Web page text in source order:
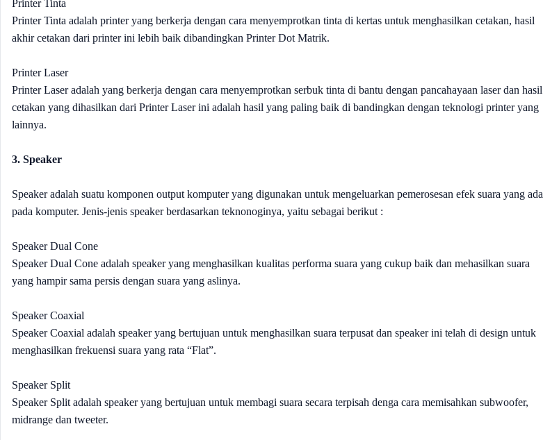
Printer Tinta
Printer Tinta adalah printer yang berkerja dengan cara menyemprotkan tinta di kertas untuk menghasilkan cetakan, hasil
akhir cetakan dari printer ini lebih baik dibandingkan Printer Dot Matrik.
Printer Laser
Printer Laser adalah yang berkerja dengan cara menyemprotkan serbuk tinta di bantu dengan pancahayaan laser dan hasil
cetakan yang dihasilkan dari Printer Laser ini adalah hasil yang paling baik di bandingkan dengan teknologi printer yang
lainnya.
3. Speaker
Speaker adalah suatu komponen output komputer yang digunakan untuk mengeluarkan pemerosesan efek suara yang ada
pada komputer. Jenis-jenis speaker berdasarkan teknonoginya, yaitu sebagai berikut :
Speaker Dual Cone
Speaker Dual Cone adalah speaker yang menghasilkan kualitas performa suara yang cukup baik dan mehasilkan suara
yang hampir sama persis dengan suara yang aslinya.
Speaker Coaxial
Speaker Coaxial adalah speaker yang bertujuan untuk menghasilkan suara terpusat dan speaker ini telah di design untuk
menghasilkan frekuensi suara yang rata “Flat”.
Speaker Split
Speaker Split adalah speaker yang bertujuan untuk membagi suara secara terpisah denga cara memisahkan subwoofer,
midrange dan tweeter.